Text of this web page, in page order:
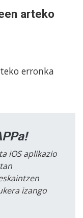
arteko
erronka
iOS aplikazio
izango